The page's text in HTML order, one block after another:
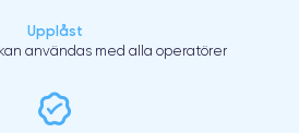
Upplåst
användas med alla operatörer